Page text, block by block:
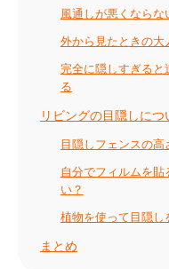
風通しが悪くなら
外から見たときの大
完全に隠しすぎると
る
リビングの目隠しに
目隠しフェンスの高
自分でフィルムを貼
い？
植物を使って目隠し
まとめ